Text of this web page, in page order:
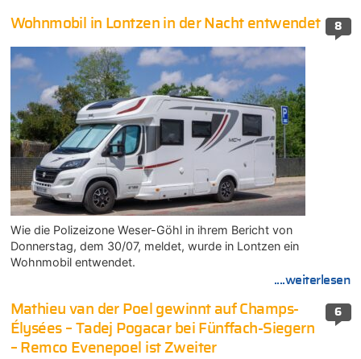
8
Wohnmobil in Lontzen in der Nacht entwendet
Wie die Polizeizone Weser-Göhl in ihrem Bericht von
Donnerstag, dem 30/07, meldet, wurde in Lontzen ein
Wohnmobil entwendet.
....weiterlesen
6
Mathieu van der Poel gewinnt auf Champs-
Élysées – Tadej Pogacar bei Fünffach-Siegern
– Remco Evenepoel ist Zweiter